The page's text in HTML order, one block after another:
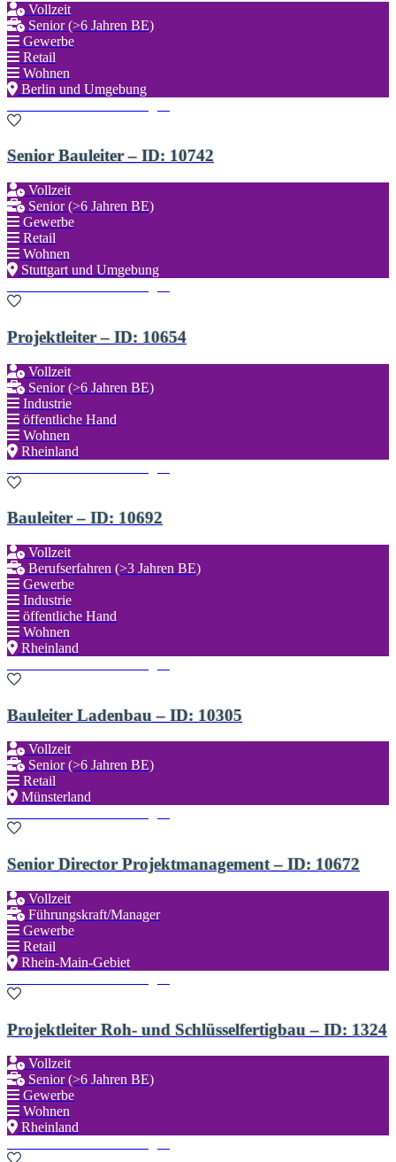
Vollzeit
Senior (>6 Jahren BE)
Gewerbe
Retail
Wohnen
Berlin und Umgebung
Senior Bauleiter – ID: 10742
Vollzeit
Senior (>6 Jahren BE)
Gewerbe
Retail
Wohnen
Stuttgart und Umgebung
Projektleiter – ID: 10654
Vollzeit
Senior (>6 Jahren BE)
Industrie
öffentliche Hand
Wohnen
Rheinland
Bauleiter – ID: 10692
Vollzeit
Berufserfahren (>3 Jahren BE)
Gewerbe
Industrie
öffentliche Hand
Wohnen
Rheinland
Bauleiter Ladenbau – ID: 10305
Vollzeit
Senior (>6 Jahren BE)
Retail
Münsterland
Senior Director Projektmanagement – ID: 10672
Vollzeit
Führungskraft/Manager
Gewerbe
Retail
Rhein-Main-Gebiet
Projektleiter Roh- und Schlüsselfertigbau – ID: 1324
Vollzeit
Senior (>6 Jahren BE)
Gewerbe
Wohnen
Rheinland